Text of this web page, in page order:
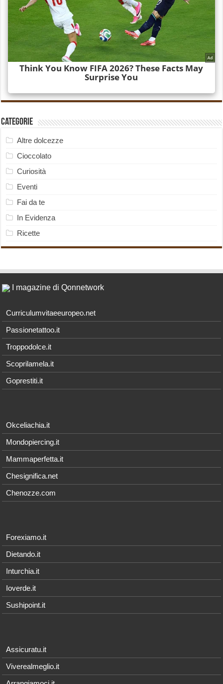
Categorie
Altre dolcezze
Cioccolato
Curiosità
Eventi
Fai da te
In Evidenza
Ricette
I magazine di Qonnetwork
Curriculumvitaeeuropeo.net
Passionetattoo.it
Troppodolce.it
Scoprilamela.it
Goprestiti.it
Okceliachia.it
Mondopiercing.it
Mammaperfetta.it
Chesignifica.net
Chenozze.com
Forexiamo.it
Dietando.it
Inturchia.it
Ioverde.it
Sushipoint.it
Assicuratu.it
Viverealmeglio.it